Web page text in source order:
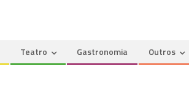
Teatro Gastronomia Outros